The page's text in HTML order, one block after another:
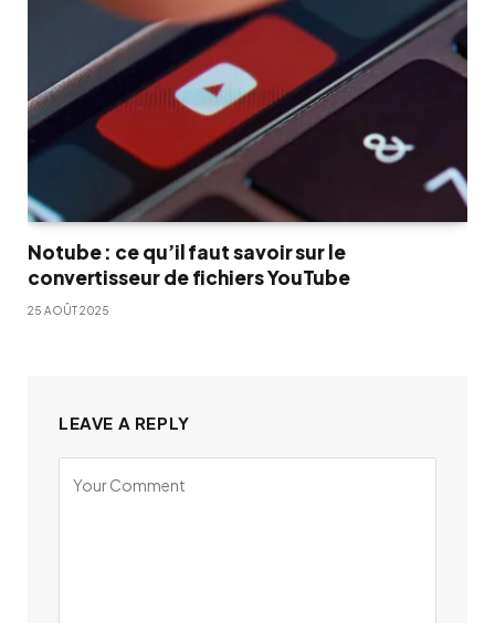
Notube : ce qu’il faut savoir sur le
convertisseur de fichiers YouTube
25 AOÛT 2025
LEAVE A REPLY